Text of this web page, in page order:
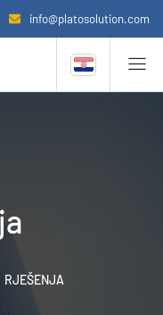
info@platosolution.com
RJEŠENJA